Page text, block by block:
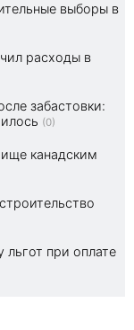
выборы в
расходы в
забастовки:
(0)
канадским
при оплате